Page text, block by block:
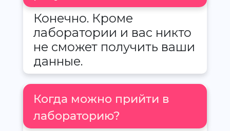
Конечно. Кроме
лаборатории и вас никто
не сможет получить ваши
данные.
Когда можно прийти в
лабораторию?